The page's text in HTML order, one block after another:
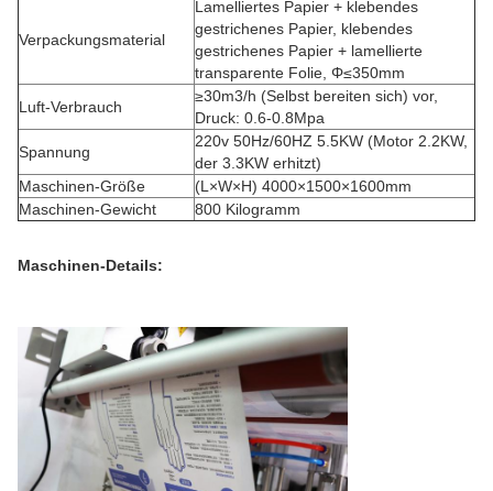
Verpackungsmaterial
Lamelliertes Papier + klebendes
gestrichenes Papier, klebendes
gestrichenes Papier + lamellierte
transparente Folie, Φ≤350mm
Luft-Verbrauch
≥30m3/h (Selbst bereiten sich) vor,
Druck: 0.6-0.8Mpa
Spannung
220v 50Hz/60HZ 5.5KW (Motor 2.2KW,
der 3.3KW erhitzt)
Maschinen-Größe
(L×W×H) 4000×1500×1600mm
Maschinen-Gewicht
800 Kilogramm
Maschinen-Details: